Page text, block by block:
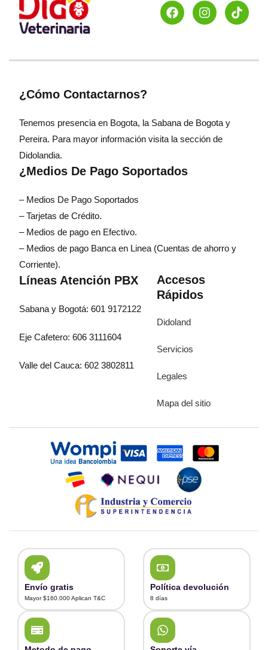
¿Cómo Contactarnos?
Tenemos presencia en Bogota, la Sabana de Bogota y
Pereira. Para mayor información visita la sección de
Didolandia.
¿Medios De Pago Soportados
– Medios De Pago Soportados
– Tarjetas de Crédito.
– Medios de pago en Efectivo.
– Medios de pago Banca en Linea (Cuentas de ahorro y
Corriente).
Líneas Atención PBX
Sabana y Bogotá: 601 9172122
Eje Cafetero: 606 3111604
Valle del Cauca: 602 3802811
Accesos
Rápidos
Didoland
Servicios
Legales
Mapa del sitio
Envío gratis
Mayor $160.000 Aplican T&C
Política devolución
8 días